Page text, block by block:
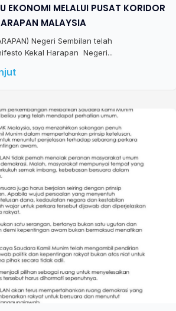
EKONOMI MELALUI PUSAT KORIDOR
MALAYSIA
Negeri Sembilan telah
Kekal Harapan Negeri...